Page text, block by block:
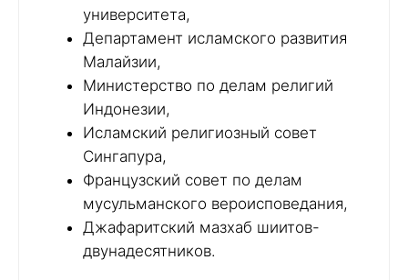
университета,
Департамент исламского развития
Малайзии,
Министерство по делам религий
Индонезии,
Исламский религиозный совет
Сингапура,
Французский совет по делам
мусульманского вероисповедания,
Джафаритский мазхаб шиитов-
двунадесятников.